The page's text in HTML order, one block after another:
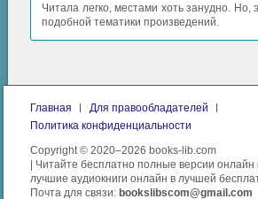
Читала легко, местами хоть занудно. Но,
подобной тематики произведений.
Главная
Для правообладателей
Политика конфиденциальности
Copyright © 2020–2026 books-lib.com
| Читайте бесплатно полные версии онлайн
лучшие аудиокниги онлайн в лучшей
Почта для связи:bookslibscom@gmail.com